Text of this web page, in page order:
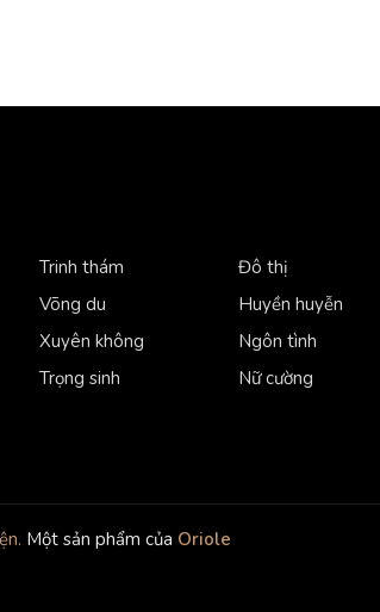
Trinh thám
Võng du
Xuyên không
Trọng sinh
Đô thị
Huyền huyễn
Ngôn tình
Nữ cường
Một sản phẩm của Oriole